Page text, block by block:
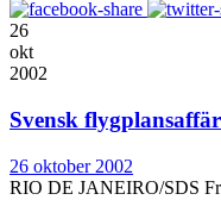
26
okt
2002
Svensk
26 oktober 2002
RIO DE JANEIRO/SDS